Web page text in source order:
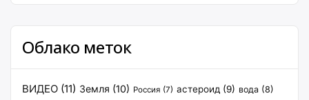
Облако меток
ВИДЕО (11) Земля (10) Россия (7) астероид (9) вода (8)